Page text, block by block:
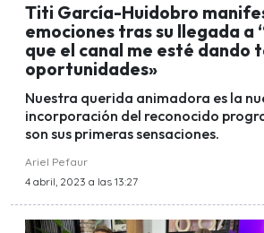
Titi García-Huidobro
emociones tras su llegada a
que el canal me esté dando
oportunidades»
Nuestra querida animadora es la
incorporación del reconocido
son sus primeras sensaciones.
Ariel Pefaur
4 abril, 2023 a las 13:27